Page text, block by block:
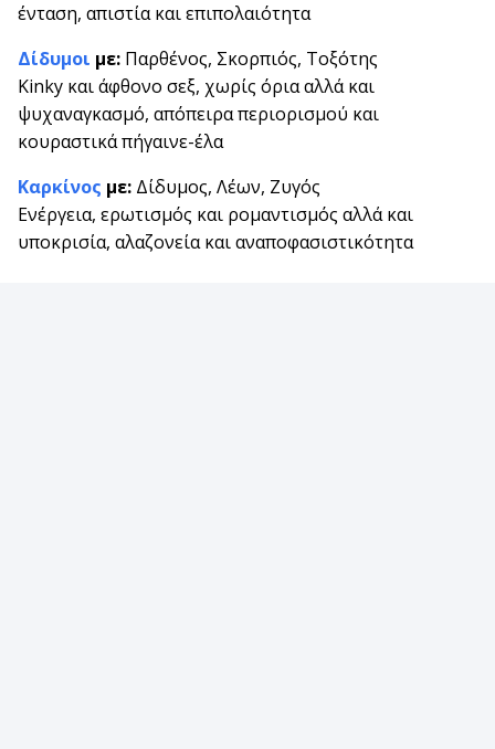
ένταση, απιστία και επιπολαιότητα
Δίδυμοι με: Παρθένος, Σκορπιός, Τοξότης
Kinky και άφθονο σεξ, χωρίς όρια αλλά και
ψυχαναγκασμό, απόπειρα περιορισμού και
κουραστικά πήγαινε-έλα
Καρκίνος με: Δίδυμος, Λέων, Ζυγός
Ενέργεια, ερωτισμός και ρομαντισμός αλλά και
υποκρισία, αλαζονεία και αναποφασιστικότητα